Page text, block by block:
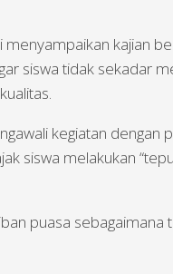
menyampaikan kajian
siswa tidak sekadar
kegiatan dengan
siswa melakukan
puasa sebagaimana